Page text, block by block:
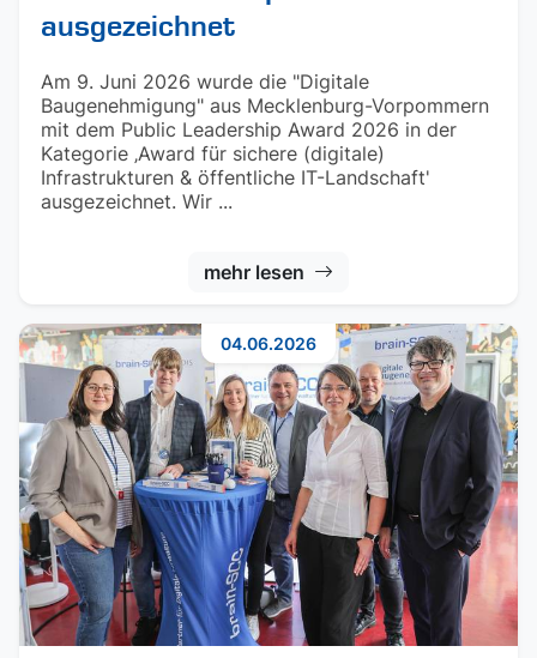
ausgezeichnet
Am 9. Juni 2026 wurde die "Digitale
Baugenehmigung" aus Mecklenburg-Vorpommern
mit dem Public Leadership Award 2026 in der
Kategorie ‚Award für sichere (digitale)
Infrastrukturen & öffentliche IT-Landschaft'
ausgezeichnet. Wir ...
mehr lesen
04.06.2026